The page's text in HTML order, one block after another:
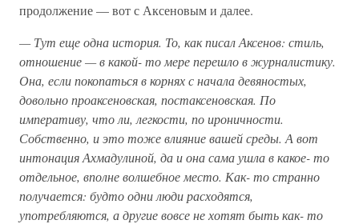
продолжение — вот с Аксеновым и далее.
— Тут ещеоднаистория. То, какписалАксенов: стиль,
отношение —вкакой-то мереперешловжурналистику.
Она, еслипокопатьсявкорняхсначаладевяностых,
довольнопроаксеновская, постаксеновская. По
императиву, чтоли, легкости, поироничности.
Собственно, иэтотожевлияниевашейсреды. А вот
интонацияАхмадулиной, даионасамаушлавкакое-то
отдельное, вполневолшебное место. Как-тостранно
получается: будтооднилюдирасходятся,
употребляются, адругиевовсенехотят бытькак-то